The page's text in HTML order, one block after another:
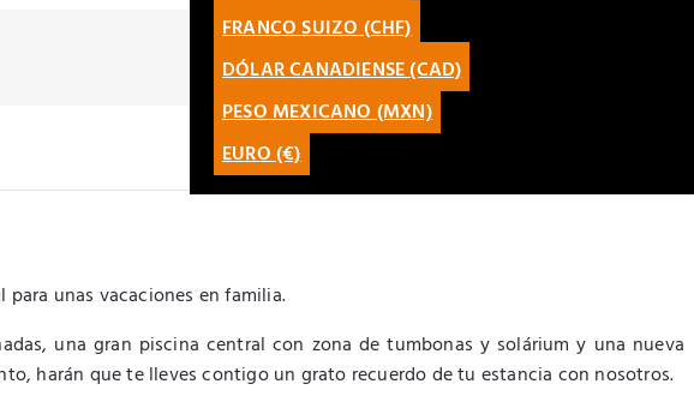
ENGLISH
CATALÀ
LATAM
FRANCO SUIZO (CHF)
DÓLAR CANADIENSE (CAD)
PESO MEXICANO (MXN)
EURO (€)
unas vacaciones en familia.
una gran piscina central con zona de tumbonas y solárium y una nueva
harán que te lleves contigo un grato recuerdo de tu estancia con nosotros.